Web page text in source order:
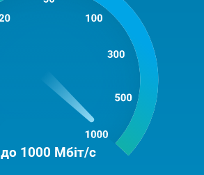
до 1000 Мбіт/с